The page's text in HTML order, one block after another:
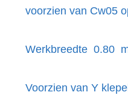
voorzien van Cw05
Werkbreedte 0.80
Voorzien van Y